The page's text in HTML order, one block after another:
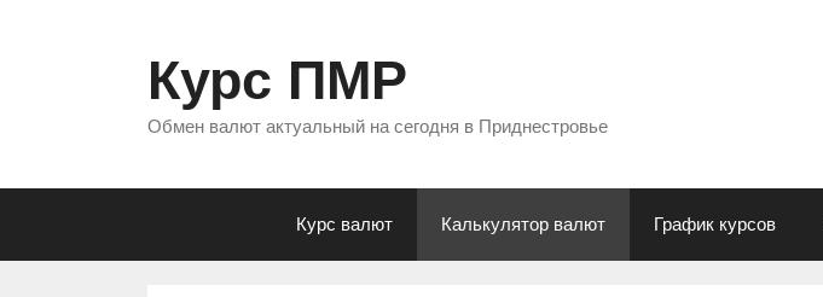
Курс ПМР
Обмен валют актуальный на сегодня в Приднестровье
Курс валют Калькулятор валют График курсов